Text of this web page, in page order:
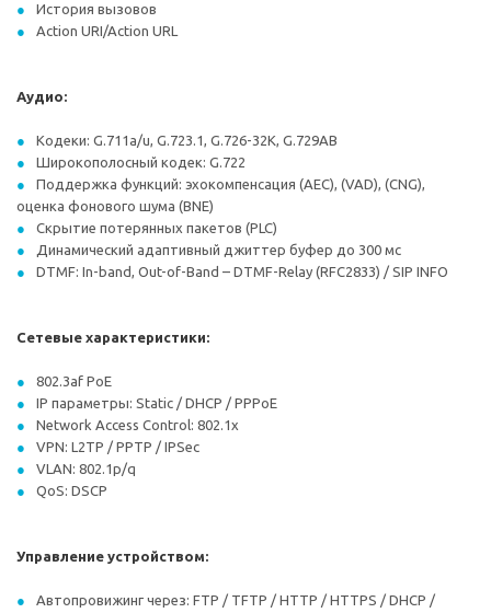
История вызовов
Action URI/Action URL
Аудио:
Кодеки: G.711a/u, G.723.1, G.726-32K, G.729AB
Широкополосный кодек: G.722
Поддержка функций: эхокомпенсация (AEC), (VAD), (CNG),
оценка фонового шума (BNE)
Скрытие потерянных пакетов (PLC)
Динамический адаптивный джиттер буфер до 300 мс
DTMF: In-band, Out-of-Band – DTMF-Relay (RFC2833) / SIP INFO
Сетевые характеристики:
802.3af PoE
IP параметры: Static / DHCP / PPPoE
Network Access Control: 802.1x
VPN: L2TP / PPTP / IPSec
VLAN: 802.1p/q
QoS: DSCP
Управление устройством:
Автопровижинг через: FTP / TFTP / HTTP / HTTPS / DHCP /